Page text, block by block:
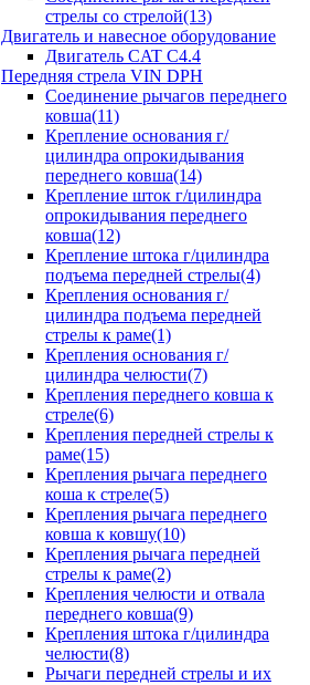
стрелы со стрелой(13)
Двигатель и навесное оборудование
Двигатель CAT C4.4
Передняя стрела VIN DPH
Cоединение рычагов переднего
ковша(11)
Крепление основания г/
цилиндра опрокидывания
переднего ковша(14)
Крепление шток г/цилиндра
опрокидывания переднего
ковша(12)
Крепление штока г/цилиндра
подъема передней стрелы(4)
Крепления основания г/
цилиндра подъема передней
стрелы к раме(1)
Крепления основания г/
цилиндра челюсти(7)
Крепления переднего ковша к
стреле(6)
Крепления передней стрелы к
раме(15)
Крепления рычага переднего
коша к стреле(5)
Крепления рычага переднего
ковша к ковшу(10)
Крепления рычага передней
стрелы к раме(2)
Крепления челюсти и отвала
переднего ковша(9)
Крепления штока г/цилиндра
челюсти(8)
Рычаги передней стрелы и их